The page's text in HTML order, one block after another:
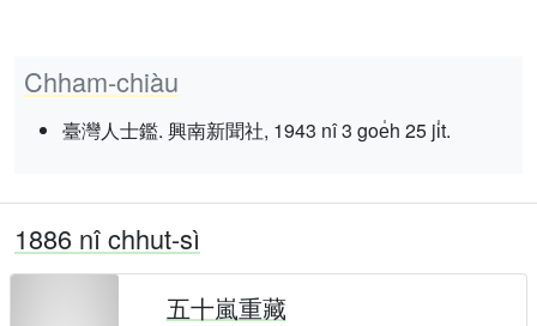
Chham-chiàu
臺灣人士鑑. 興南新聞社, 1943 nî 3 goe̍h 25 ji̍t.
1886 nî chhut-sì
五十嵐重藏